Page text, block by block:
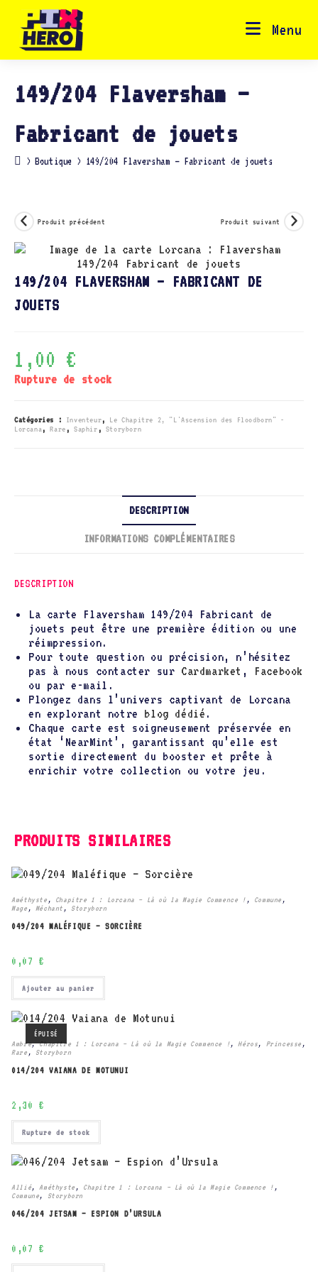
content
Menu
149/204 Flaversham –
Fabricant de jouets
> Boutique > 149/204 Flaversham – Fabricant de jouets
Produit précédent Produit suivant
149/204 FLAVERSHAM – FABRICANT DE
JOUETS
1,00 €
Rupture de stock
Catégories : Inventeur, Le Chapitre 2, "L'Ascension des Floodborn" -
Lorcana,Rare ,Saphir , Storyborn
DESCRIPTION
INFORMATIONS COMPLÉMENTAIRES
DESCRIPTION
La carte Flaversham 149/204 Fabricant de
jouets peut être une première édition ou une
réimpression.
Pour toute question ou précision, n’hésitez
pas à nous contacter sur Cardmarket , Facebook
ou par e-mail.
Plongez dans l’univers captivant de Lorcana
en explorant notre blog dédié .
Chaque carte est soigneusement préservée en
état ‘NearMint’, garantissant qu’elle est
sortie directement du booster et prête à
enrichir votre collection ou votre jeu.
PRODUITS SIMILAIRES
Améthyste , Chapitre 1 : Lorcana – Là où la Magie Commence ! , Commune ,
Mage , Méchant , Storyborn
049/204 MALÉFIQUE – SORCIÈRE
0,07 €
Ajouter au panier
ÉPUISÉ
Ambre,Chapitre 1 : Lorcana – Là où la Magie Commence !, Héros, Princesse ,
Rare , Storyborn
014/204 VAIANA DE MOTUNUI
2,30 €
Rupture de stock
Allié, Améthyste , Chapitre 1 : Lorcana – Là où la Magie Commence ! ,
Commune, Storyborn
046/204 JETSAM – ESPION D’URSULA
0,07 €